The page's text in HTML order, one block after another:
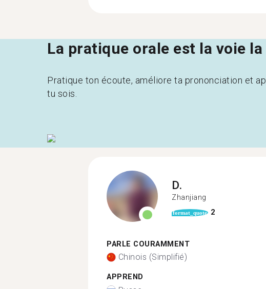
La pratique orale est la voie
Pratique ton écoute, améliore ta prononciation et
tu sois.
D.
Zhanjiang
format_quote 2
PARLE COURAMMENT
Chinois (Simplifié)
APPREND